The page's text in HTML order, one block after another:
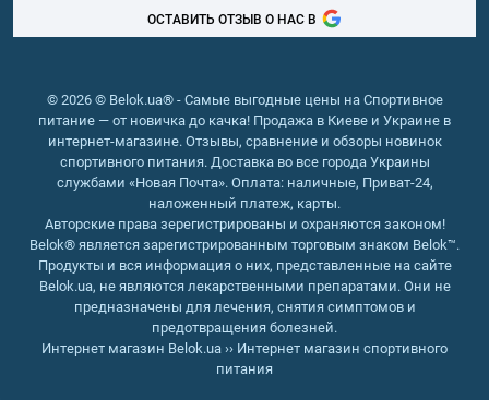
ОСТАВИТЬ ОТЗЫВ О НАС В
© 2026 © Belok.ua® - Самые выгодные цены на Спортивное
питание — от новичка до качка! Продажа в Киеве и Украине в
интернет-магазине. Отзывы, сравнение и обзоры новинок
спортивного питания. Доставка во все города Украины
службами «Новая Почта». Оплата: наличные, Приват-24,
наложенный платеж, карты.
Авторские права зерегистрированы и охраняются законом!
Belok® является зарегистрированным торговым знаком Belok™.
Продукты и вся информация о них, представленные на сайте
Belok.ua, не являются лекарственными препаратами. Они не
предназначены для лечения, снятия симптомов и
предотвращения болезней.
Интернет магазин Belok.ua›› Интернет магазин спортивного
питания